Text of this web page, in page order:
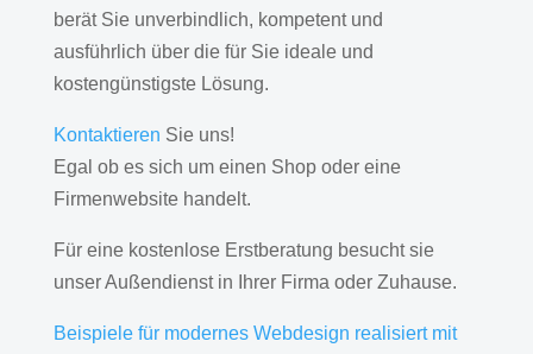
berät Sie unverbindlich, kompetent und
ausführlich über die für Sie ideale und
kostengünstigste Lösung.
Kontaktieren Sie uns!
Egal ob es sich um einen Shop oder eine
Firmenwebsite handelt.
Für eine kostenlose Erstberatung besucht sie
unser Außendienst in Ihrer Firma oder Zuhause.
Beispiele für modernes Webdesign realisiert mit